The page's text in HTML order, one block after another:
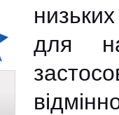
для